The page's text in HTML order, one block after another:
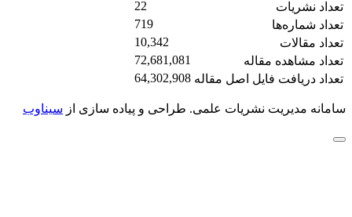
تعداد نشریات
22
تعداد شماره‌ها
719
تعداد مقالات
10,342
تعداد مشاهده مقاله
72,681,081
تعداد دریافت فایل اصل مقاله 64,302,908
سامانه مدیریت نشریات علمی. طراحی و پیاده سازی از سیناوب